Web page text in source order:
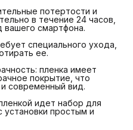
потертости и
в течение 24 часов,
вашего смартфона.
специального ухода,
ее.
пленка имеет
покрытие, что
современный вид.
идет набор для
установки простым и